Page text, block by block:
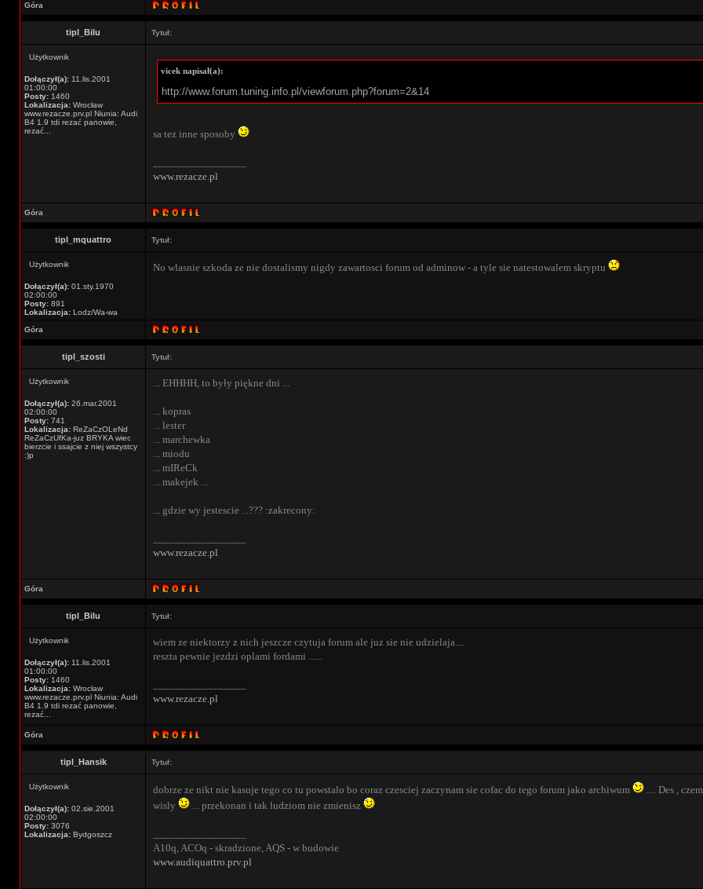
Góra
tipl_Bilu Tytuł:
Użytkownik
Dołączył(a): 11.lis.2001
01:00:00
Posty: 1460
Lokalizacja: Wrocław
www.rezacze.prv.pl Niunia: Audi
B4 1.9 tdi rezać panowie,
rezać...
vicek napisał(a):
http://www.forum.tuning.info.pl/viewforum.php?forum=2&14
sa tez inne sposoby
www.rezacze.pl
Góra
tipl_mquattro Tytuł:
Użytkownik
Dołączył(a): 01.sty.1970
02:00:00
Posty: 891
Lokalizacja: Lodz/Wa-wa
No wlasnie szkoda ze nie dostalismy nigdy zawartosci forum od adminow - a tyle sie natestowalem skryptu
Góra
tipl_szosti Tytuł:
Użytkownik
Dołączył(a): 26.mar.2001
02:00:00
Posty: 741
Lokalizacja: ReZaCzOLeNd
ReZaCzUfKa-juz BRYKA wiec
bierzcie i ssajcie z niej wszystcy
:)p
... EHHHH, to były piękne dni ...
... kopras
... lester
... marchewka
... miodu
... mIReCk
... makejek ...
... gdzie wy jestescie ...??? :zakrecony:
www.rezacze.pl
Góra
tipl_Bilu Tytuł:
Użytkownik
Dołączył(a): 11.lis.2001
01:00:00
Posty: 1460
Lokalizacja: Wrocław
www.rezacze.prv.pl Niunia: Audi
B4 1.9 tdi rezać panowie,
rezać...
wiem ze niektorzy z nich jeszcze czytuja forum ale juz sie nie udzielaja....
reszta pewnie jezdzi oplami fordami ......
www.rezacze.pl
Góra
tipl_Hansik Tytuł:
Użytkownik
Dołączył(a): 02.sie.2001
02:00:00
Posty: 3076
Lokalizacja: Bydgoszcz
dobrze ze nikt nie kasuje tego co tu powstalo bo coraz czesciej zaczynam sie cofac do tego forum jako archiwum
.... Des ,
wisly
... przekonan i tak ludziom nie zmienisz
A10q, ACOq - skradzione, AQS - w budowie
www.audiquattro.prv.pl